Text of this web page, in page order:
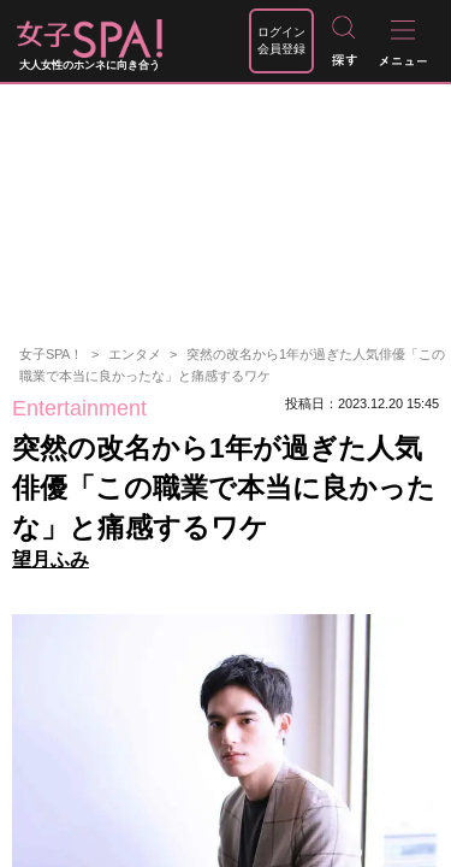
大人女性のホンネに向き合う
ログイン
会員登録
女子SPA！ エンタメ
突然の改名から1年が過ぎた人気俳優「この
職業で本当に良かったな」と痛感するワケ
Entertainment 投稿日：2023.12.20 15:45
突然の改名から1年が過ぎた人気
俳優「この職業で本当に良かった
な」と痛感するワケ
望月ふみ